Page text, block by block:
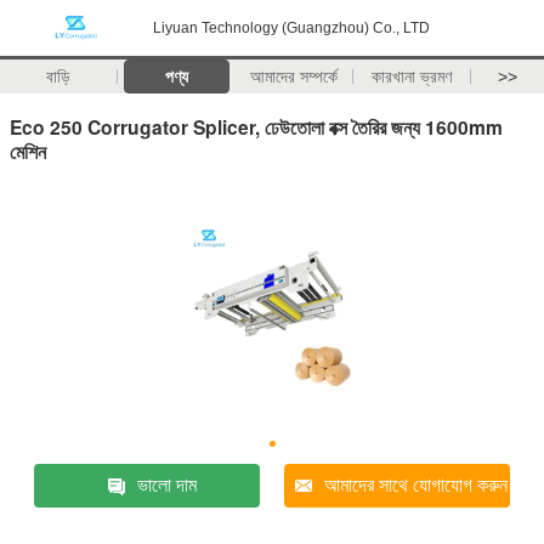
Liyuan Technology (Guangzhou) Co., LTD
বাড়ি পণ্য আমাদের সম্পর্কে কারখানা ভ্রমণ >>
Eco 250 Corrugator Splicer, ঢেউতোলা বক্স তৈরির জন্য 1600mm
মেশিন
ভালো দাম আমাদের সাথে যোগাযোগ করুন